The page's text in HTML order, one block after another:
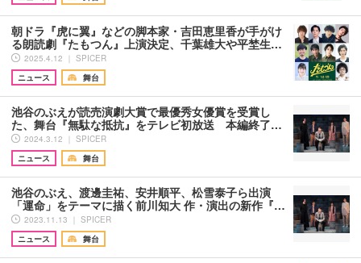
朝ドラ『虎に翼』などの脚本家・吉田恵里香が手がけ
る朗読劇『たもつん』上演決定、千葉雄大や平埜生…
2025.4.12 ｜ SPICER
ニュース
舞台
池谷のぶえが読売演劇大賞で最優秀女優賞を受賞し
た、舞台『無駄な抵抗』をテレビ初放送 本編終了…
2024.3.12 ｜ SPICER
ニュース
舞台
池谷のぶえ、渡邊圭祐、安井順平、松雪泰子ら出演
「運命」をテーマに描く前川知大 作・演出の新作『…
2023.11.13 ｜ SPICER
ニュース
舞台